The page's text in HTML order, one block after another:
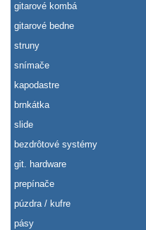
gitarové kombá
gitarové bedne
struny
snímače
kapodastre
brnkátka
slide
bezdrôtové systémy
git. hardware
prepínače
púzdra / kufre
pásy